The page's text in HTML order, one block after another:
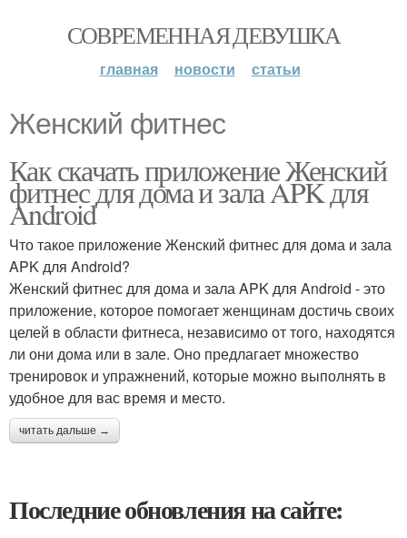
СОВРЕМЕННАЯ ДЕВУШКА
главная новости статьи
Женский фитнес
Как скачать приложение Женский
фитнес для дома и зала APK для
Android
Что такое приложение Женский фитнес для дома и зала
APK для Android?
Женский фитнес для дома и зала APK для Android - это
приложение, которое помогает женщинам достичь своих
целей в области фитнеса, независимо от того, находятся
ли они дома или в зале. Оно предлагает множество
тренировок и упражнений, которые можно выполнять в
удобное для вас время и место.
читать дальше →
Последние обновления на сайте: